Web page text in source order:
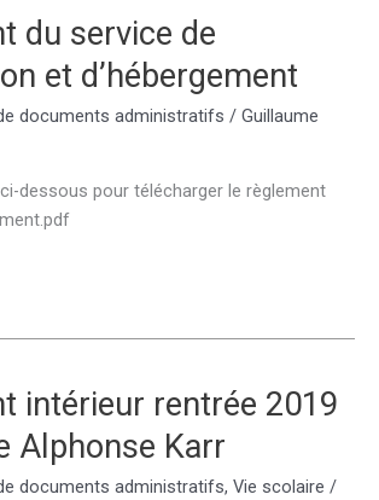
du service de
et d’hébergement
documents administratifs / Guillaume
dessous pour télécharger le règlement
intérieur rentrée 2019
Alphonse Karr
documents administratifs, Vie scolaire /